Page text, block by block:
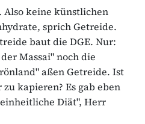
Also keine künstlichen
sprich Getreide.
baut die DGE. Nur:
Massai" noch die
aßen Getreide. Ist
kapieren? Es gab eben
Diät", Herr